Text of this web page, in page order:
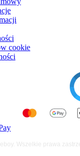
cookie
Wszelkie prawa